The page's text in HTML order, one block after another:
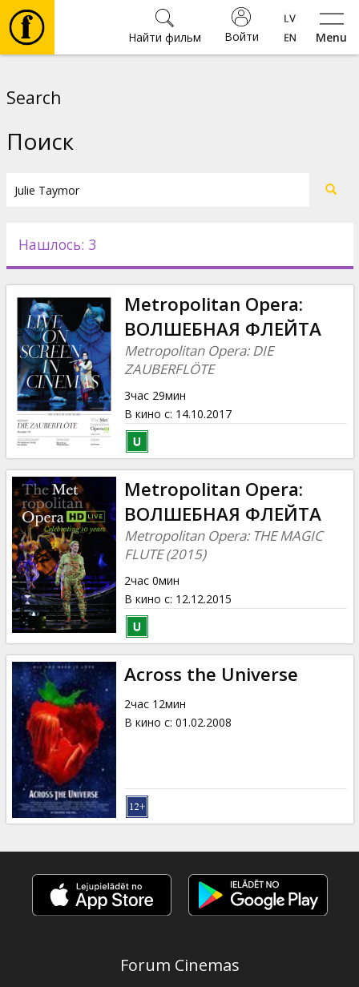
Menu
Войти
Найти фильм
Новости
Подарки
Кинозакуски
B2B
Клуб
Search
Поиск
Нашлось: 3
Metropolitan Opera:
ВОЛШЕБНАЯ ФЛЕЙТА
Metropolitan Opera: DIE
ZAUBERFLÖTE
3час 29мин
В кино с: 14.10.2017
Metropolitan Opera:
ВОЛШЕБНАЯ ФЛЕЙТА
Metropolitan Opera: THE MAGIC
FLUTE (2015)
2час 0мин
В кино с: 12.12.2015
Across the Universe
2час 12мин
В кино с: 01.02.2008
Forum Cinemas